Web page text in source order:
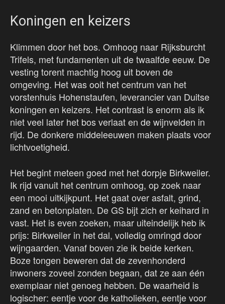
Koningen en keizers
Klimmen door het bos. Omhoog naar Rijksburcht
Trifels, met fundamenten uit de twaalfde eeuw. De
vesting torent machtig hoog uit boven de
omgeving. Het was ooit het centrum van het
vorstenhuis Hohenstaufen, leverancier van Duitse
koningen en keizers. Het contrast is enorm als ik
niet veel later het bos verlaat en de wijnvelden in
rijd. De donkere middeleeuwen maken plaats voor
lichtvoetigheid.
Het begint meteen goed met het dorpje Birkweiler.
Ik rijd vanuit het centrum omhoog, op zoek naar
een mooi uitkijkpunt. Het gaat over asfalt, grind,
zand en betonplaten. De GS bijt zich er keihard in
vast. Het is even zoeken, maar uiteindelijk heb ik
prijs: Birkweiler in het dal, volledig omringd door
wijngaarden. Vanaf boven zie ik beide kerken.
Boze tongen beweren dat de zevenhonderd
inwoners zoveel zonden begaan, dat ze aan één
exemplaar niet genoeg hebben. De waarheid is
logischer: eentje voor de katholieken, eentje voor